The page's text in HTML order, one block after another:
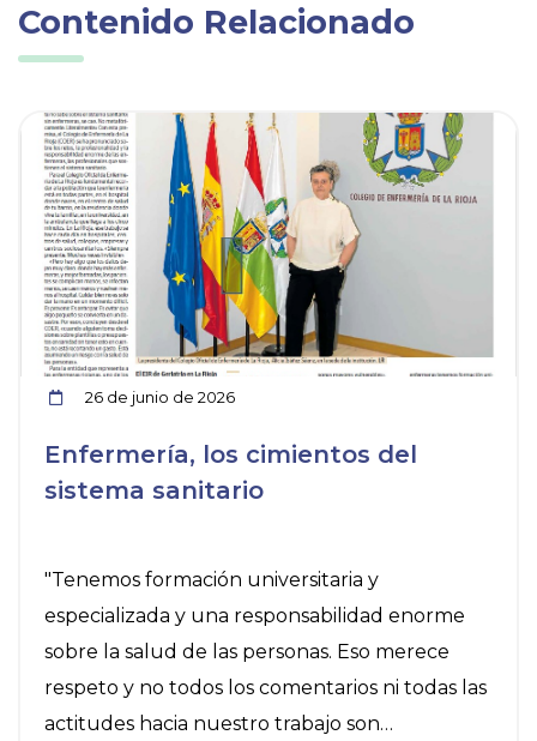
Contenido Relacionado
26 de junio de 2026
Enfermería, los cimientos del
sistema sanitario
"Tenemos formación universitaria y
especializada y una responsabilidad enorme
sobre la salud de las personas. Eso merece
respeto y no todos los comentarios ni todas las
actitudes hacia nuestro trabajo son
Ver noticia